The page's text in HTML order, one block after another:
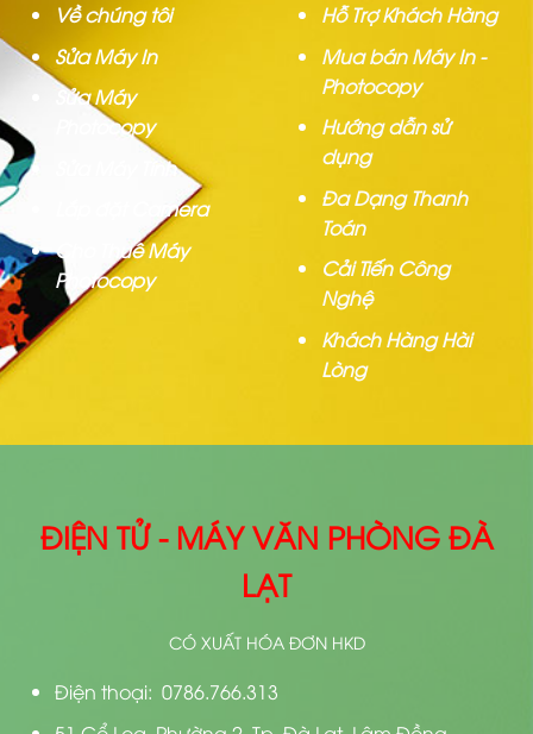
Về chúng tôi
Sửa Máy In
Sửa Máy
Photocopy
Sửa Máy Tính
Lắp đặt Camera
Cho Thuê Máy
Photocopy
Hỗ Trợ Khách Hàng
Mua bán Máy In -
Photocopy
Hướng dẫn sử
dụng
Đa Dạng Thanh
Toán
Cải Tiến Công
Nghệ
Khách Hàng Hài
Lòng
ĐIỆN TỬ - MÁY VĂN PHÒNG ĐÀ
LẠT
CÓ XUẤT HÓA ĐƠN HKD
Điện thoại: 0786.766.313